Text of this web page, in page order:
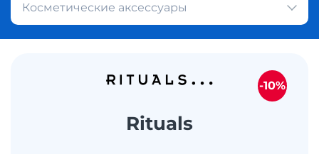
Косметические аксессуары
Rituals
-10%